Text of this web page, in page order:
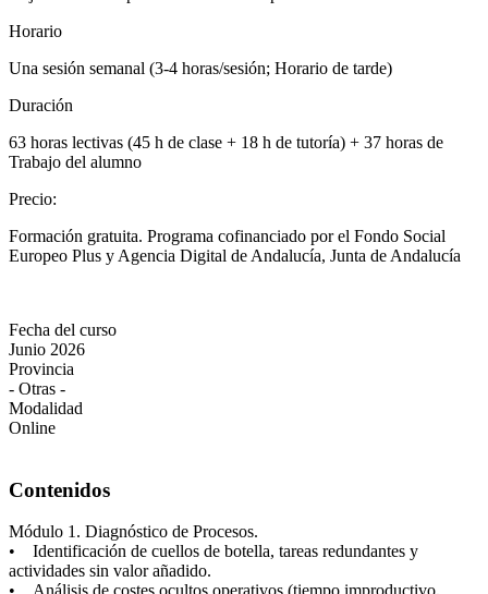
Horario
Una sesión semanal (3-4 horas/sesión; Horario de tarde)
Duración
63 horas lectivas (45 h de clase + 18 h de tutoría) + 37 horas de
Trabajo del alumno
Precio:
Formación gratuita. Programa cofinanciado por el Fondo Social
Europeo Plus y Agencia Digital de Andalucía, Junta de Andalucía
Fecha del curso
Junio 2026
Provincia
- Otras -
Modalidad
Online
Contenidos
Módulo 1. Diagnóstico de Procesos.
• Identificación de cuellos de botella, tareas redundantes y
actividades sin valor añadido.